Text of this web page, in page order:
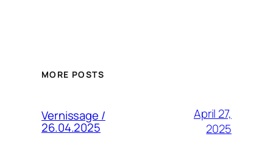
MORE POSTS
Vernissage /
26.04.2025
April 27,
2025